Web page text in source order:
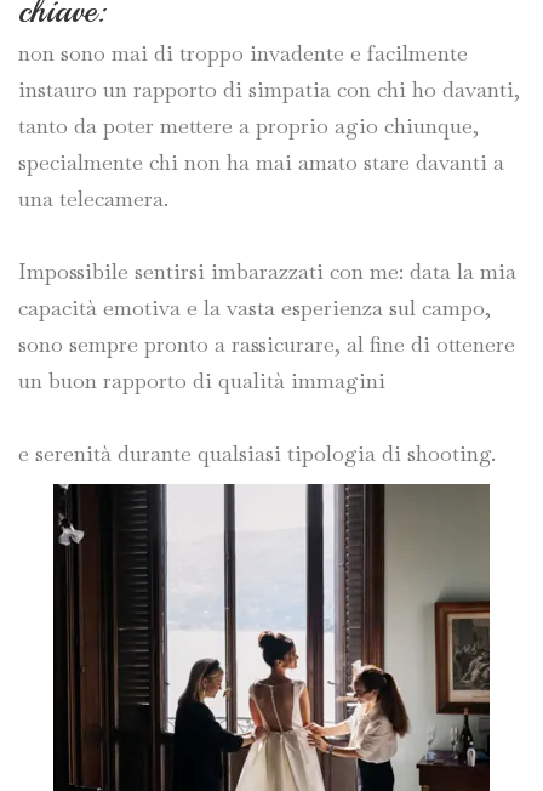
chiave:
non sono mai di troppo invadente e facilmente
instauro un rapporto di simpatia con chi ho davanti,
tanto da poter mettere a proprio agio chiunque,
specialmente chi non ha mai amato stare davanti a
una telecamera.
Impossibile sentirsi imbarazzati con me: data la mia
capacità emotiva e la vasta esperienza sul campo,
sono sempre pronto a rassicurare, al fine di ottenere
un buon rapporto di qualità immagini
e serenità durante qualsiasi tipologia di shooting.